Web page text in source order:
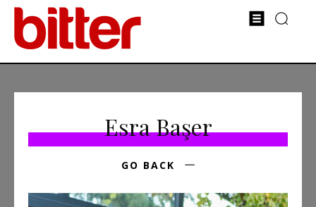
Esra Başer
GO BACK